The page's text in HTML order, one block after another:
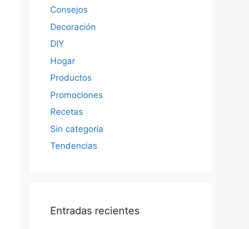
Consejos
Decoración
DIY
Hogar
Productos
Promociones
Recetas
Sin categoría
Tendencias
Entradas recientes